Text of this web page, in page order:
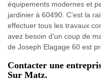
équipements modernes et
jardinier à 60490. C’est la
effectuer tous les travaux
avez besoin d’un coup de
de Joseph Elagage 60 est
Contacter une
Sur Matz.